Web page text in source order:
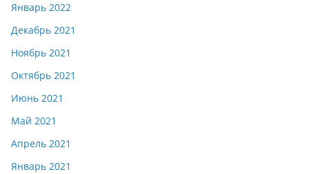
Январь 2022
Декабрь 2021
Ноябрь 2021
Октябрь 2021
Июнь 2021
Май 2021
Апрель 2021
Январь 2021